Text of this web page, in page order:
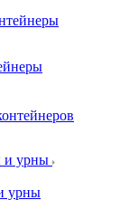
и урны
урны